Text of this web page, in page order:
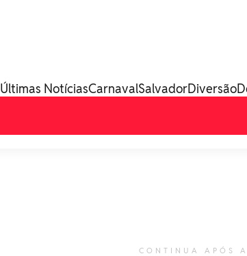
Últimas NotíciasCarnavalSalvadorDiversão
CONTINUA APÓS